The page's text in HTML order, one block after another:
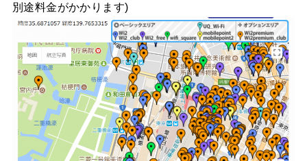
別途料金がかかります)